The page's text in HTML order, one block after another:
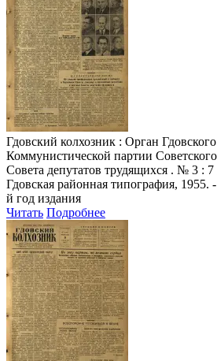
Гдовский колхозник : Орган
Коммунистической партии
Совета депутатов трудящихся . № 3 : 7
Гдовская районная типография, 1955.
й год издания
Читать Подробнее